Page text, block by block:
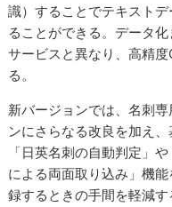
識）することでテキスト
ることができる。データ
サービスと異なり、高精
る。
新バージョンでは、名刺
ンにさらなる改良を加え、
「日英名刺の自動判定」
による両面取り込み」機
録するときの手間を軽減